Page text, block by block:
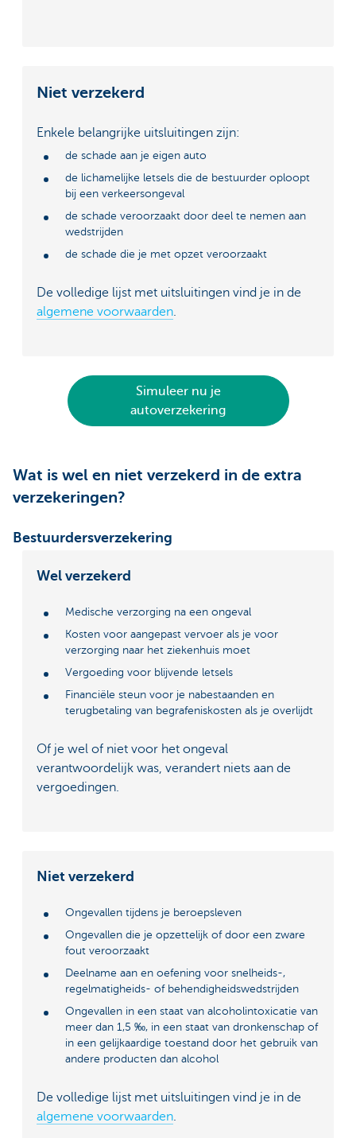
Niet verzekerd
Enkele belangrijke uitsluitingen zijn:
de schade aan je eigen auto
de lichamelijke letsels die de bestuurder oploopt
bij een verkeersongeval
de schade veroorzaakt door deel te nemen aan
wedstrijden
de schade die je met opzet veroorzaakt
De volledige lijst met uitsluitingen vind je in de
algemene voorwaarden.
Simuleer nu je
autoverzekering
Wat is wel en niet verzekerd in de extra
verzekeringen?
Bestuurdersverzekering
Wel verzekerd
Medische verzorging na een ongeval
Kosten voor aangepast vervoer als je voor
verzorging naar het ziekenhuis moet
Vergoeding voor blijvende letsels
Financiële steun voor je nabestaanden en
terugbetaling van begrafeniskosten als je overlijdt
Of je wel of niet voor het ongeval
verantwoordelijk was, verandert niets aan de
vergoedingen.
Niet verzekerd
Ongevallen tijdens je beroepsleven
Ongevallen die je opzettelijk of door een zware
fout veroorzaakt
Deelname aan en oefening voor snelheids-,
regelmatigheids- of behendigheidswedstrijden
Ongevallen in een staat van alcoholintoxicatie van
meer dan 1,5 ‰, in een staat van dronkenschap of
in een gelijkaardige toestand door het gebruik van
andere producten dan alcohol
De volledige lijst met uitsluitingen vind je in de
algemene voorwaarden.